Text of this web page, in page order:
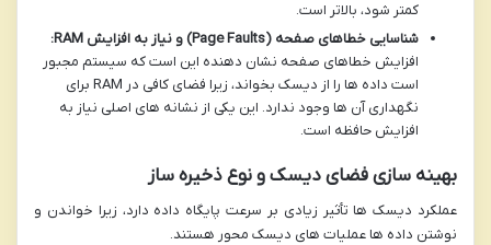
کمتر شود، بالاتر است.
شناسایی خطاهای صفحه (Page Faults) و نیاز به افزایش RAM:
افزایش خطاهای صفحه نشان دهنده این است که سیستم مجبور
است داده ها را از دیسک بخواند، زیرا فضای کافی در RAM برای
نگهداری آن ها وجود ندارد. این یکی از نشانه های اصلی نیاز به
افزایش حافظه است.
بهینه سازی فضای دیسک و نوع ذخیره ساز
عملکرد دیسک ها تأثیر زیادی بر سرعت پایگاه داده دارد، زیرا خواندن و
نوشتن داده ها عملیات های دیسک محور هستند.